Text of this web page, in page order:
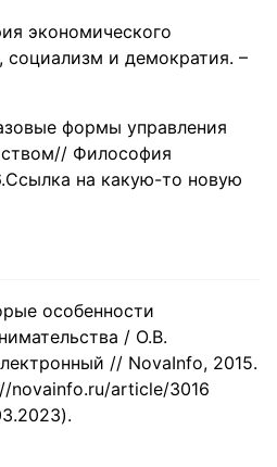
экономического
социализм и демократия. –
формы управления
Философия
на какую-то новую
особенности
/ О.В.
// NovaInfo, 2015.
article/3016